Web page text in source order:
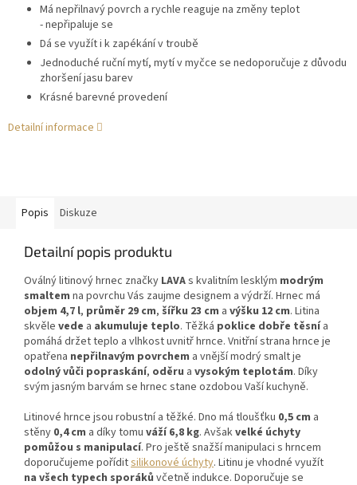
Má nepřilnavý povrch a rychle reaguje na změnyteplot
-nepřipaluje se
Dá se využít i k zapékání v troubě
Jednoduché ruční mytí, mytí v myčce se nedoporučuje z důvodu
zhoršení jasu barev
Krásné barevné provedení
Detailní informace
Popis Diskuze
Detailní popis produktu
Oválný litinový hrnec značky LAVAs kvalitním lesklým modrým
smaltem na povrchu Vás zaujme designem a výdrží. Hrnec má
objem 4,7 l, průměr 29 cm, šířku 23 cm a výšku 12 cm. Litina
skvěle vede a akumuluje teplo. Těžká poklice dobře těsnía
pomáhá držet teplo a vlhkost uvnitř hrnce. Vnitřní strana hrnce je
opatřena nepřilnavým povrchem a vnější modrý smalt je
odolný vůči popraskání, oděru a vysokým teplotám. Díky
svým jasným barvám se hrnec stane ozdobou Vaší kuchyně.
Litinové hrnce jsou robustní a těžké. Dno má tloušťku 0,5 cm a
stěny 0,4 cm a díky tomu váží 6,8 kg. Avšakvelké úchyty
pomůžou s manipulací. Pro ještě snažší manipulaci s hrncem
doporučujeme poříditsilikonové úchyty. Litinu je vhodné využít
na všech typech sporáků včetně indukce. Doporučuje se